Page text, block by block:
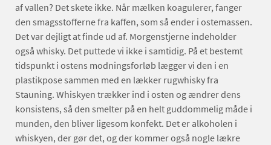
af vallen? Det skete ikke. Når mælken koagulerer, fanger
den smagsstofferne fra kaffen, som så ender i ostemassen.
Det var dejligt at finde ud af. Morgenstjerne indeholder
også whisky. Det puttede vi ikke i samtidig. På et bestemt
tidspunkt i ostens modningsforløb lægger vi den i en
plastikpose sammen med en lækker rugwhisky fra
Stauning. Whiskyen trækker ind i osten og ændrer dens
konsistens, så den smelter på en helt guddommelig måde i
munden, den bliver ligesom konfekt. Det er alkoholen i
whiskyen, der gør det, og der kommer også nogle lækre